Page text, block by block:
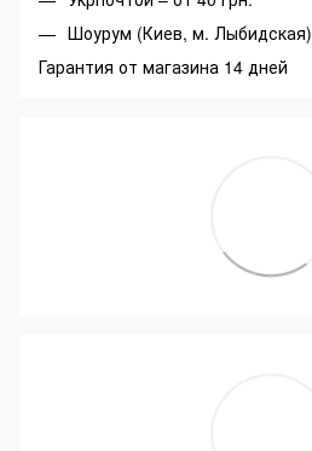
Шоурум (Киев, м. Лыбидская)
Гарантия от магазина 14 дней